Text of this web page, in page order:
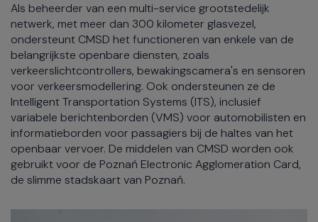
Als beheerder van een multi-service grootstedelijk
netwerk, met meer dan 300 kilometer glasvezel,
ondersteunt CMSD het functioneren van enkele van de
belangrijkste openbare diensten, zoals
verkeerslichtcontrollers, bewakingscamera's en sensoren
voor verkeersmodellering. Ook ondersteunen ze de
Intelligent Transportation Systems (ITS), inclusief
variabele berichtenborden (VMS) voor automobilisten en
informatieborden voor passagiers bij de haltes van het
openbaar vervoer. De middelen van CMSD worden ook
gebruikt voor de Poznań Electronic Agglomeration Card,
de slimme stadskaart van Poznań.